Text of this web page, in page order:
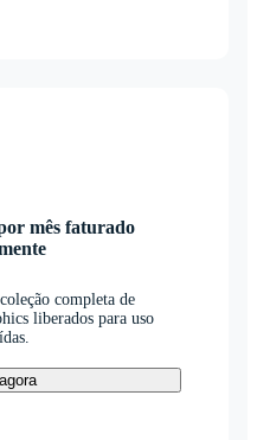
mês faturado
completa de
liberados para uso